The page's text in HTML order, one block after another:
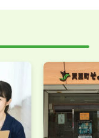
WEB面接を導入
お気軽にお申し